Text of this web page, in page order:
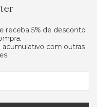
receba 5% de desconto
acumulativo com outras